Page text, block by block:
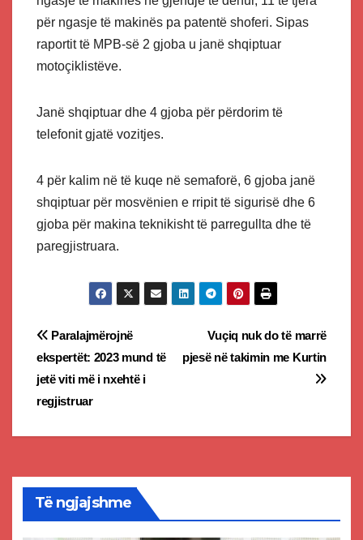
për ngasje të makinës pa patentë shoferi. Sipas
raportit të MPB-së 2 gjoba u janë shqiptuar
motoçiklistëve.
Janë shqiptuar dhe 4 gjoba për përdorim të
telefonit gjatë vozitjes.
4 për kalim në të kuqe në semaforë, 6 gjoba janë
shqiptuar për mosvënien e rripit të sigurisë dhe 6
gjoba për makina teknikisht të parregullta dhe të
paregjistruara.
Post
navigation
Vuçiq nuk do të marrë
pjesë në takimin me Kurtin
Paralajmërojnë
ekspertët: 2023 mund të
jetë viti më i nxehtë i
regjistruar
Të ngjajshme